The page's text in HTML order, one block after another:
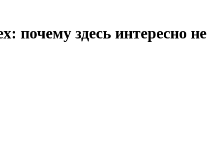
почему здесь интересно